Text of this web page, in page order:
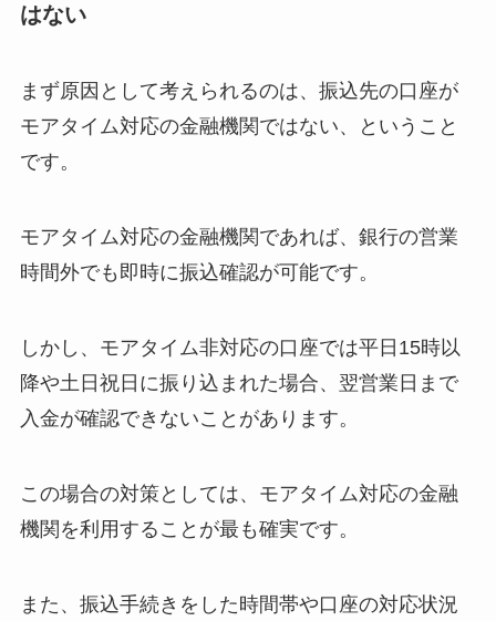
はない
まず原因として考えられるのは、振込先の口座が
モアタイム対応の金融機関ではない、ということ
です。
モアタイム対応の金融機関であれば、銀行の営業
時間外でも即時に振込確認が可能です。
しかし、モアタイム非対応の口座では平日15時以
降や土日祝日に振り込まれた場合、翌営業日まで
入金が確認できないことがあります。
この場合の対策としては、モアタイム対応の金融
機関を利用することが最も確実です。
また、振込手続きをした時間帯や口座の対応状況